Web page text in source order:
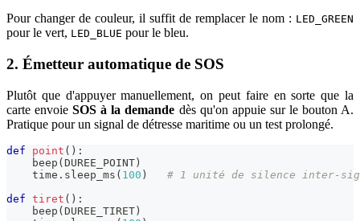
Pour changer de couleur, il suffit de remplacer le nom : LED_GREEN
pour le vert, LED_BLUE pour le bleu.
2. Émetteur automatique de SOS
Plutôt que d'appuyer manuellement, on peut faire en sorte que la
carte envoieSOS à la demande dès qu'on appuie sur le bouton A.
Pratique pour un signal de détresse maritime ou un test prolongé.
def point ( ) :
    beep
( DUREE_POINT )
    time
. sleep_ms ( 100 )
# 1 unité de silence inter-
def tiret ( ) :
    beep
( DUREE_TIRET )